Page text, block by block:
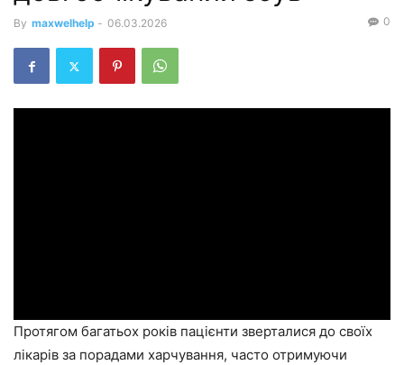
By maxwelhelp - 06.03.2026 0
Протягом багатьох років пацієнти зверталися до своїх
лікарів за порадами харчування, часто отримуючи